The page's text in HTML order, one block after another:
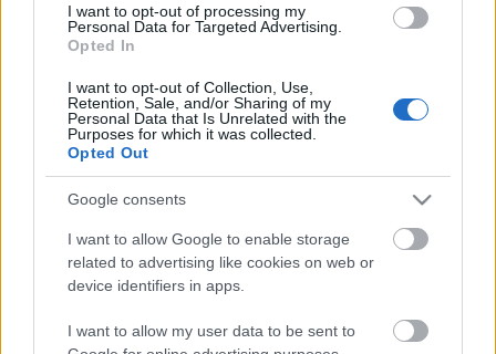
I want to opt-out of processing my
Personal Data for Targeted Advertising.
Opted In
I want to opt-out of Collection, Use,
Retention, Sale, and/or Sharing of my
Personal Data that Is Unrelated with the
Purposes for which it was collected.
Opted Out
Google consents
I want to allow Google to enable storage
related to advertising like cookies on web or
device identifiers in apps.
I want to allow my user data to be sent to
Minden Benny Goodman-lemezemet szeretem, nem
mintha nagyon sok volna, de mégis van mindenféle
változat, combo, bigband, szextett. Meg a klasszikus,
azt szeretem a legkevésbé, a Mozart Klarinétverseny
az egyik oldalon, a klarinétötös a másikon. Elég
rémes a végeredmény, Goodman túl hangos, túl…